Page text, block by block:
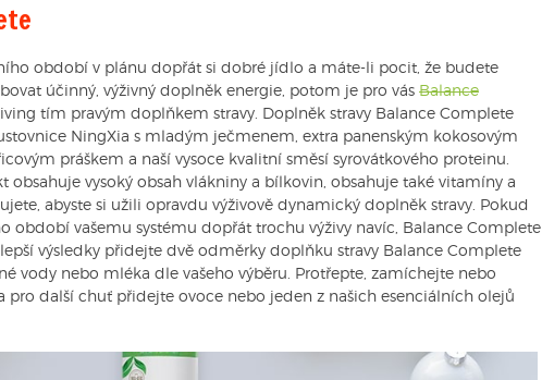
období v plánu dopřát si dobré jídlo a máte-li pocit, že budete
účinný, výživný doplněk energie, potom je pro vás Balance
tím pravým doplňkem stravy. Doplněk stravy Balance Complete
NingXia s mladým ječmenem, extra panenským kokosovým
práškem a naší vysoce kvalitní směsí syrovátkového proteinu.
obsahuje vysoký obsah vlákniny a bílkovin, obsahuje také vitamíny a
abyste si užili opravdu výživově dynamický doplněk stravy. Pokud
období vašemu systému dopřát trochu výživy navíc, Balance Complete
výsledky přidejte dvě odměrky doplňku stravy Balance Complete
vody nebo mléka dle vašeho výběru. Protřepte, zamíchejte nebo
pro další chuť přidejte ovoce nebo jeden z našich esenciálních olejů